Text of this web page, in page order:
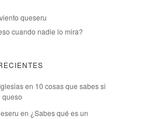
queseru
cuando nadie lo mira?
en 10 cosas que sabes si
queso
en ¿Sabes qué es un